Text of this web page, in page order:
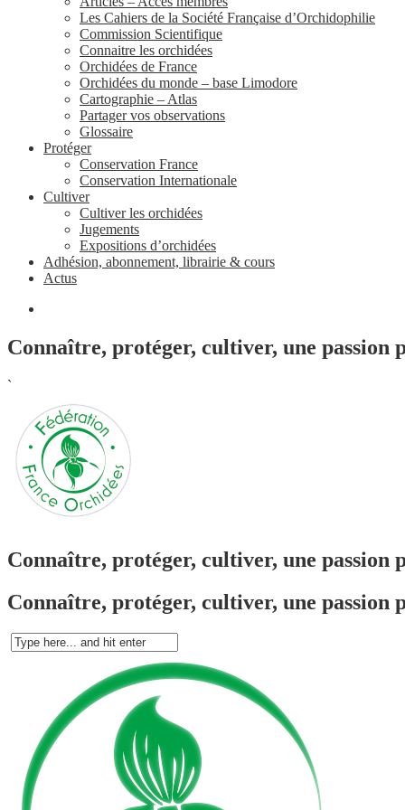
Les Cahiers de la Société Française d’Orchidophilie
Commission Scientifique
Connaitre les orchidées
Orchidées de France
Orchidées du monde – base Limodore
Cartographie – Atlas
Partager vos observations
Glossaire
Protéger
Conservation France
Conservation Internationale
Cultiver
Cultiver les orchidées
Jugements
Expositions d’orchidées
Adhésion, abonnement, librairie & cours
Actus
Connaître, protéger, cultiver, une passion
`
Connaître, protéger, cultiver, une passion
Connaître, protéger, cultiver, une passion